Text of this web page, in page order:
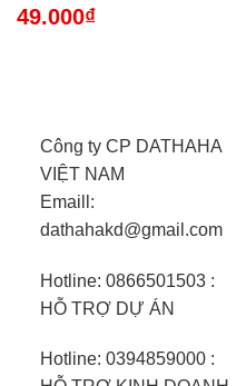
49.000₫
Công ty CP DATHAHA
VIỆT NAM
Emaill:
dathahakd@gmail.com
Hotline: 0866501503 :
HỖ TRỢ DỰ ÁN
Hotline: 0394859000 :